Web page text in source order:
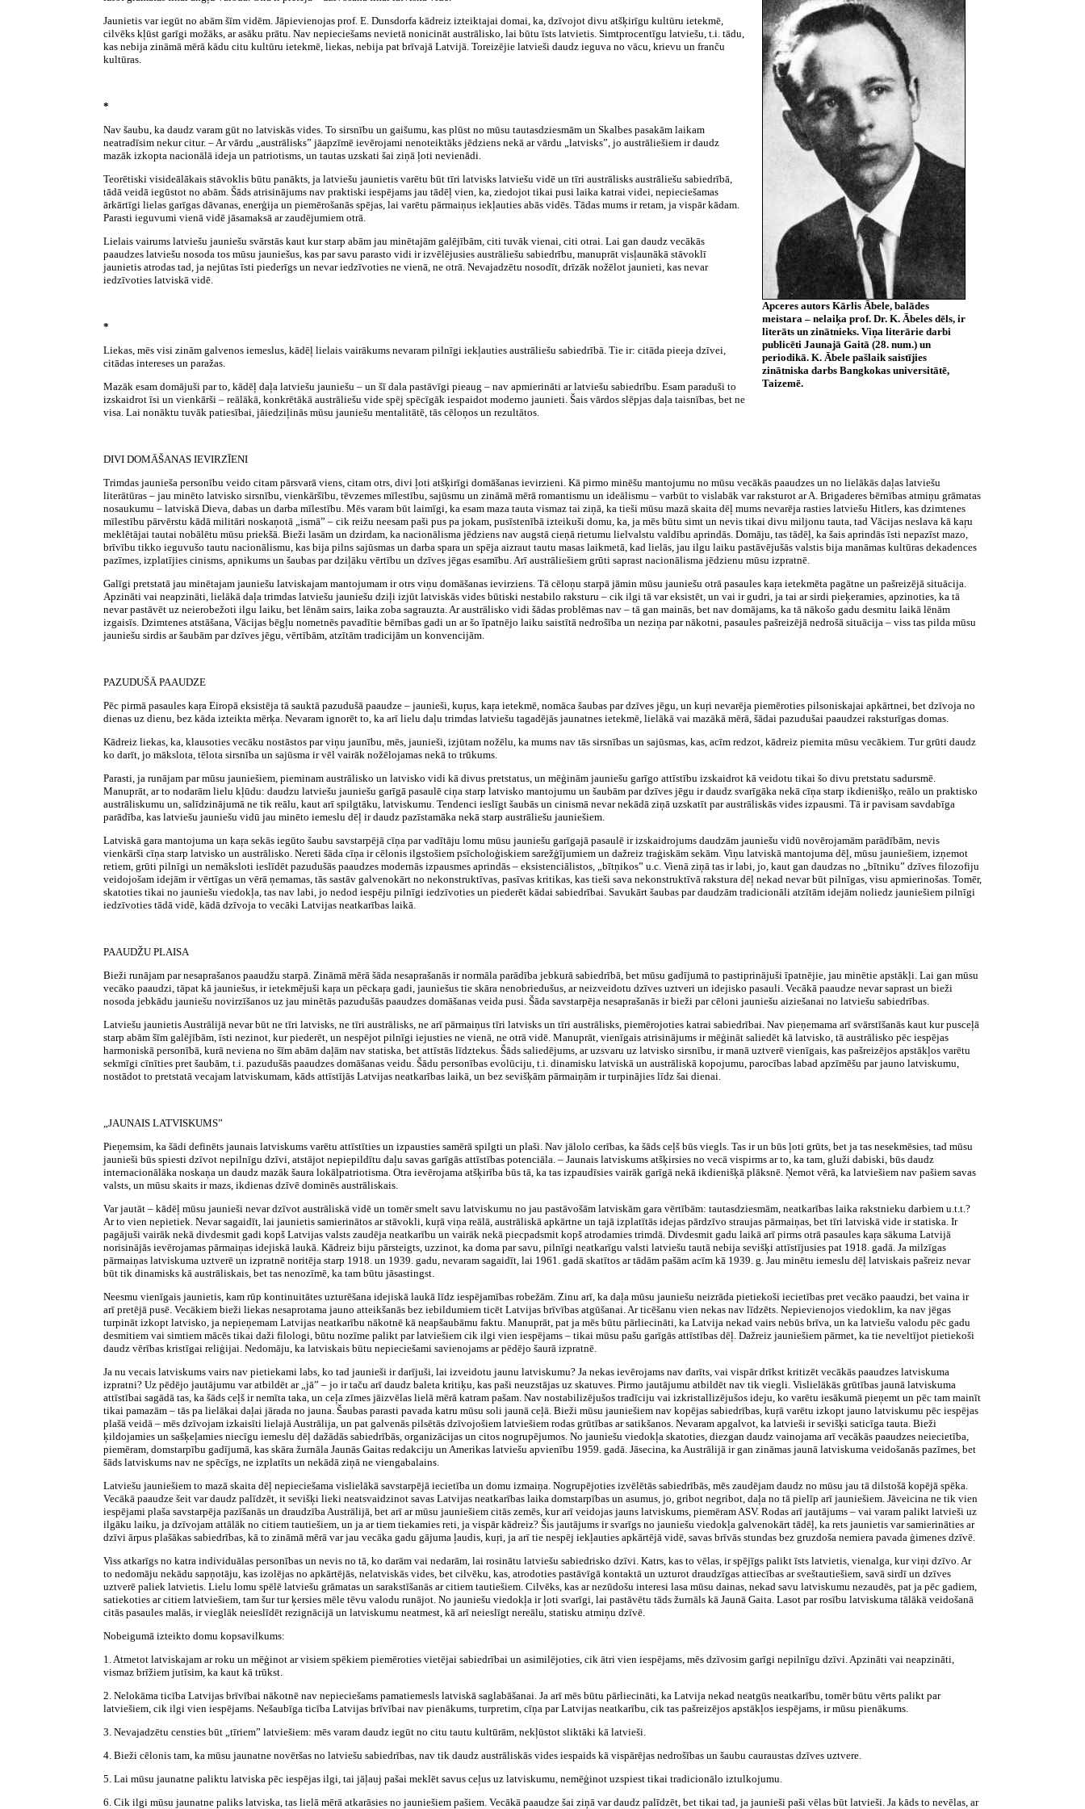
Apceres autors Kārlis Ābele, balādes
meistara – nelaiķa prof. Dr. K. Ābeles dēls, ir
literāts un zinātnieks. Viņa literārie darbi
publicēti Jaunajā Gaitā (28. num.) un
periodikā. K. Ābele pašlaik saistījies
zinātniska darbs Bangkokas universitātē,
Taizemē.
Jaunietis var iegūt no abām šīm vidēm. Jāpievienojas prof. E. Dunsdorfa kādreiz izteiktajai domai, ka, dzīvojot divu atšķirīgu kultūru ietekmē,
cilvēks kļūst garīgi možāks, ar asāku prātu. Nav nepieciešams nevietā nonicināt austrālisko, lai būtu īsts latvietis. Simtprocentīgu latviešu, t.i. tādu,
kas nebija zināmā mērā kādu citu kultūru ietekmē, liekas, nebija pat brīvajā Latvijā. Toreizējie latvieši daudz ieguva no vācu, krievu un franču
kultūras.
*
Nav šaubu, ka daudz varam gūt no latviskās vides. To sirsnību un gaišumu, kas plūst no mūsu tautasdziesmām un Skalbes pasakām laikam
neatradīsim nekur citur. – Ar vārdu „austrālisks” jāapzīmē ievērojami nenoteiktāks jēdziens nekā ar vārdu „latvisks”, jo austrāliešiem ir daudz
mazāk izkopta nacionālā ideja un patriotisms, un tautas uzskati šai ziņā ļoti nevienādi.
Teorētiski visideālākais stāvoklis būtu panākts, ja latviešu jaunietis varētu būt tīri latvisks latviešu vidē un tīri austrālisks austrāliešu sabiedrībā,
tādā veidā iegūstot no abām. Šāds atrisinājums nav praktiski iespējams jau tādēļ vien, ka, ziedojot tikai pusi laika katrai videi, nepieciešamas
ārkārtīgi lielas garīgas dāvanas, enerģija un piemērošanās spējas, lai varētu pārmaiņus iekļauties abās vidēs. Tādas mums ir retam, ja vispār kādam.
Parasti ieguvumi vienā vidē jāsamaksā ar zaudējumiem otrā.
Lielais vairums latviešu jauniešu svārstās kaut kur starp abām jau minētajām galējībām, citi tuvāk vienai, citi otrai. Lai gan daudz vecākās
paaudzes latviešu nosoda tos mūsu jauniešus, kas par savu parasto vidi ir izvēlējusies austrāliešu sabiedrību, manuprāt visļaunākā stāvoklī
jaunietis atrodas tad, ja nejūtas īsti piederīgs un nevar iedzīvoties ne vienā, ne otrā. Nevajadzētu nosodīt, drīzāk nožēlot jaunieti, kas nevar
iedzīvoties latviskā vidē.
*
Liekas, mēs visi zinām galvenos iemeslus, kādēļ lielais vairākums nevaram pilnīgi iekļauties austrāliešu sabiedrībā. Tie ir: citāda pieeja dzīvei,
citādas intereses un paražas.
Mazāk esam domājuši par to, kādēļ daļa latviešu jauniešu – un šī dala pastāvīgi pieaug – nav apmierināti ar latviešu sabiedrību. Esam paraduši to
izskaidrot īsi un vienkārši – reālākā, konkrētākā austrāliešu vide spēj spēcīgāk iespaidot moderno jaunieti. Šais vārdos slēpjas daļa taisnības, bet ne
visa. Lai nonāktu tuvāk patiesībai, jāiedziļinās mūsu jauniešu mentalitātē, tās cēloņos un rezultātos.
DIVI DOMĀŠANAS IEVIRZĪENI
Trimdas jaunieša personību veido citam pārsvarā viens, citam otrs, divi ļoti atšķirīgi domāšanas ievirzieni. Kā pirmo minēšu mantojumu no mūsu vecākās paaudzes un no lielākās daļas latviešu
literātūras – jau minēto latvisko sirsnību, vienkāršību, tēvzemes mīlestību, sajūsmu un zināmā mērā romantismu un ideālismu – varbūt to vislabāk var raksturot ar A. Brigaderes bērnības atmiņu grāmatas
nosaukumu – latviskā Dieva, dabas un darba mīlestību. Mēs varam būt laimīgi, ka esam maza tauta vismaz tai ziņā, ka tieši mūsu mazā skaita dēļ mums nevarēja rasties latviešu Hitlers, kas dzimtenes
mīlestību pārvērstu kādā militāri noskaņotā „ismā” – cik reižu neesam paši pus pa jokam, pusīstenībā izteikuši domu, ka, ja mēs būtu simt un nevis tikai divu miljonu tauta, tad Vācijas neslava kā kaŗu
meklētājai tautai nobālētu mūsu priekšā. Bieži lasām un dzirdam, ka nacionālisma jēdziens nav augstā cieņā rietumu lielvalstu valdību aprindās. Domāju, tas tādēļ, ka šais aprindās īsti nepazīst mazo,
brīvību tikko ieguvušo tautu nacionālismu, kas bija pilns sajūsmas un darba spara un spēja aizraut tautu masas laikmetā, kad lielās, jau ilgu laiku pastāvējušās valstis bija manāmas kultūras dekadences
pazīmes, izplatījies cinisms, apnikums un šaubas par dziļāku vērtību un dzīves jēgas esamību. Arī austrāliešiem grūti saprast nacionālisma jēdzienu mūsu izpratnē.
Galīgi pretstatā jau minētajam jauniešu latviskajam mantojumam ir otrs viņu domāšanas ievirziens. Tā cēloņu starpā jāmin mūsu jauniešu otrā pasaules kaŗa ietekmēta pagātne un pašreizējā situācija.
Apzināti vai neapzināti, lielākā daļa trimdas latviešu jauniešu dziļi izjūt latviskās vides būtiski nestabilo raksturu – cik ilgi tā var eksistēt, un vai ir gudri, ja tai ar sirdi pieķeramies, apzinoties, ka tā
nevar pastāvēt uz neierobežoti ilgu laiku, bet lēnām sairs, laika zoba sagrauzta. Ar austrālisko vidi šādas problēmas nav – tā gan mainās, bet nav domājams, ka tā nākošo gadu desmitu laikā lēnām
izgaisīs. Dzimtenes atstāšana, Vācijas bēgļu nometnēs pavadītie bērnības gadi un ar šo īpatnējo laiku saistītā nedrošība un neziņa par nākotni, pasaules pašreizējā nedrošā situācija – viss tas pilda mūsu
jauniešu sirdis ar šaubām par dzīves jēgu, vērtībām, atzītām tradicijām un konvencijām.
PAZUDUŠĀ PAAUDZE
Pēc pirmā pasaules kaŗa Eiropā eksistēja tā sauktā pazudušā paaudze – jaunieši, kuŗus, kaŗa ietekmē, nomāca šaubas par dzīves jēgu, un kuŗi nevarēja piemēroties pilsoniskajai apkārtnei, bet dzīvoja no
dienas uz dienu, bez kāda izteikta mērķa. Nevaram ignorēt to, ka arī lielu daļu trimdas latviešu tagadējās jaunatnes ietekmē, lielākā vai mazākā mērā, šādai pazudušai paaudzei raksturīgas domas.
Kādreiz liekas, ka, klausoties vecāku nostāstos par viņu jaunību, mēs, jaunieši, izjūtam nožēlu, ka mums nav tās sirsnības un sajūsmas, kas, acīm redzot, kādreiz piemita mūsu vecākiem. Tur grūti daudz
ko darīt, jo mākslota, tēlota sirsnība un sajūsma ir vēl vairāk nožēlojamas nekā to trūkums.
Parasti, ja runājam par mūsu jauniešiem, pieminam austrālisko un latvisko vidi kā divus pretstatus, un mēģinām jauniešu garīgo attīstību izskaidrot kā veidotu tikai šo divu pretstatu sadursmē.
Manuprāt, ar to nodarām lielu kļūdu: daudzu latviešu jauniešu garīgā pasaulē ciņa starp latvisko mantojumu un šaubām par dzīves jēgu ir daudz svarīgāka nekā cīņa starp ikdienišķo, reālo un praktisko
austrāliskumu un, salīdzinājumā ne tik reālu, kaut arī spilgtāku, latviskumu. Tendenci ieslīgt šaubās un cinismā nevar nekādā ziņā uzskatīt par austrāliskās vides izpausmi. Tā ir pavisam savdabīga
parādība, kas latviešu jauniešu vidū jau minēto iemeslu dēļ ir daudz pazīstamāka nekā starp austrāliešu jauniešiem.
Latviskā gara mantojuma un kaŗa sekās iegūto šaubu savstarpējā cīņa par vadītāju lomu mūsu jauniešu garīgajā pasaulē ir izskaidrojums daudzām jauniešu vidū novērojamām parādībām, nevis
vienkārši cīņa starp latvisko un austrālisko. Nereti šāda cīņa ir cēlonis ilgstošiem psīcholoģiskiem sarežģījumiem un dažreiz traģiskām sekām. Viņu latviskā mantojuma dēļ, mūsu jauniešiem, izņemot
retiem, grūti pilnīgi un nemāksloti ieslīdēt pazudušās paaudzes modernās izpausmes aprindās – eksistenciālistos, „bītņikos” u.c. Vienā ziņā tas ir labi, jo, kaut gan daudzas no „bītniku” dzīves filozofiju
veidojošam idejām ir vērtīgas un vērā ņemamas, tās sastāv galvenokārt no nekonstruktīvas, pasīvas kritikas, kas tieši sava nekonstruktīvā rakstura dēļ nekad nevar būt pilnīgas, visu apmierinošas. Tomēr,
skatoties tikai no jauniešu viedokļa, tas nav labi, jo nedod iespēju pilnīgi iedzīvoties un piederēt kādai sabiedrībai. Savukārt šaubas par daudzām tradicionāli atzītām idejām noliedz jauniešiem pilnīgi
iedzīvoties tādā vidē, kādā dzīvoja to vecāki Latvijas neatkarības laikā.
PAAUDŽU PLAISA
Bieži runājam par nesaprašanos paaudžu starpā. Zināmā mērā šāda nesaprašanās ir normāla parādība jebkurā sabiedrībā, bet mūsu gadījumā to pastiprinājuši īpatnējie, jau minētie apstākļi. Lai gan mūsu
vecāko paaudzi, tāpat kā jauniešus, ir ietekmējuši kaŗa un pēckaŗa gadi, jauniešus tie skāra nenobriedušus, ar neizveidotu dzīves uztveri un idejisko pasauli. Vecākā paaudze nevar saprast un bieži
nosoda jebkādu jauniešu novirzīšanos uz jau minētās pazudušās paaudzes domāšanas veida pusi. Šāda savstarpēja nesaprašanās ir bieži par cēloni jauniešu aiziešanai no latviešu sabiedrības.
Latviešu jaunietis Austrālijā nevar būt ne tīri latvisks, ne tīri austrālisks, ne arī pārmaiņus tīri latvisks un tīri austrālisks, piemērojoties katrai sabiedrībai. Nav pieņemama arī svārstīšanās kaut kur pusceļā
starp abām šīm galējībām, īsti nezinot, kur piederēt, un nespējot pilnīgi iejusties ne vienā, ne otrā vidē. Manuprāt, vienīgais atrisinājums ir mēģināt saliedēt kā latvisko, tā austrālisko pēc iespējas
harmoniskā personībā, kurā neviena no šīm abām daļām nav statiska, bet attīstās līdztekus. Šāds saliedējums, ar uzsvaru uz latvisko sirsnību, ir manā uztverē vienīgais, kas pašreizējos apstākļos varētu
sekmīgi cīnīties pret šaubām, t.i. pazudušās paaudzes domāšanas veidu. Šādu personības evolūciju, t.i. dinamisku latviskā un austrāliskā kopojumu, parocības labad apzīmēšu par jauno latviskumu,
nostādot to pretstatā vecajam latviskumam, kāds attīstījās Latvijas neatkarības laikā, un bez sevišķām pārmaiņām ir turpinājies līdz šai dienai.
„JAUNAIS LATVISKUMS”
Pieņemsim, ka šādi definēts jaunais latviskums varētu attīstīties un izpausties samērā spilgti un plaši. Nav jālolo cerības, ka šāds ceļš būs viegls. Tas ir un būs ļoti grūts, bet ja tas nesekmēsies, tad mūsu
jaunieši būs spiesti dzīvot nepilnīgu dzīvi, atstājot nepiepildītu daļu savas garīgās attīstības potenciāla. – Jaunais latviskums atšķirsies no vecā vispirms ar to, ka tam, gluži dabiski, būs daudz
internacionālāka noskaņa un daudz mazāk šaura lokālpatriotisma. Otra ievērojama atšķirība būs tā, ka tas izpaudīsies vairāk garīgā nekā ikdienišķā plāksnē. Ņemot vērā, ka latviešiem nav pašiem savas
valsts, un mūsu skaits ir mazs, ikdienas dzīvē dominēs austrāliskais.
Var jautāt – kādēļ mūsu jaunieši nevar dzīvot austrāliskā vidē un tomēr smelt savu latviskumu no jau pastāvošām latviskām gara vērtībām: tautasdziesmām, neatkarības laika rakstnieku darbiem u.t.t.?
Ar to vien nepietiek. Nevar sagaidīt, lai jaunietis samierinātos ar stāvokli, kuŗā viņa reālā, austrāliskā apkārtne un tajā izplatītās idejas pārdzīvo straujas pārmaiņas, bet tīri latviskā vide ir statiska. Ir
pagājuši vairāk nekā divdesmit gadi kopš Latvijas valsts zaudēja neatkarību un vairāk nekā piecpadsmit kopš atrodamies trimdā. Divdesmit gadu laikā arī pirms otrā pasaules kaŗa sākuma Latvijā
norisinājās ievērojamas pārmaiņas idejiskā laukā. Kādreiz biju pārsteigts, uzzinot, ka doma par savu, pilnīgi neatkarīgu valsti latviešu tautā nebija sevišķi attīstījusies pat 1918. gadā. Ja milzīgas
pārmaiņas latviskuma uztverē un izpratnē noritēja starp 1918. un 1939. gadu, nevaram sagaidīt, lai 1961. gadā skatītos ar tādām pašām acīm kā 1939. g. Jau minētu iemeslu dēļ latviskais pašreiz nevar
būt tik dinamisks kā austrāliskais, bet tas nenozīmē, ka tam būtu jāsastingst.
Neesmu vienīgais jaunietis, kam rūp kontinuitātes uzturēšana idejiskā laukā līdz iespējamības robežām. Zinu arī, ka daļa mūsu jauniešu neizrāda pietiekoši iecietības pret vecāko paaudzi, bet vaina ir
arī pretējā pusē. Vecākiem bieži liekas nesaprotama jauno atteikšanās bez iebildumiem ticēt Latvijas brīvības atgūšanai. Ar ticēšanu vien nekas nav līdzēts. Nepievienojos viedoklim, ka nav jēgas
turpināt izkopt latvisko, ja nepieņemam Latvijas neatkarību nākotnē kā neapšaubāmu faktu. Manuprāt, pat ja mēs būtu pārliecināti, ka Latvija nekad vairs nebūs brīva, un ka latviešu valodu pēc gadu
desmitiem vai simtiem mācēs tikai daži filologi, būtu nozīme palikt par latviešiem cik ilgi vien iespējams – tikai mūsu pašu garīgās attīstības dēļ. Dažreiz jauniešiem pārmet, ka tie neveltījot pietiekoši
daudz vērības kristīgai reliģijai. Nedomāju, ka latviskais būtu nepieciešami savienojams ar pēdējo šaurā izpratnē.
Ja nu vecais latviskums vairs nav pietiekami labs, ko tad jaunieši ir darījuši, lai izveidotu jaunu latviskumu? Ja nekas ievērojams nav darīts, vai vispār drīkst kritizēt vecākās paaudzes latviskuma
izpratni? Uz pēdējo jautājumu var atbildēt ar „jā” – jo ir taču arī daudz baleta kritiķu, kas paši neuzstājas uz skatuves. Pirmo jautājumu atbildēt nav tik viegli. Vislielākās grūtības jaunā latviskuma
attīstībai sagādā tas, ka šāds ceļš ir nemīta taka, un ceļa zīmes jāizvēlas lielā mērā katram pašam. Nav nostabilizējušos tradīciju vai izkristallizējušos ideju, ko varētu iesākumā pieņemt un pēc tam mainīt
tikai pamazām – tās pa lielākai daļai jārada no jauna. Šaubas parasti pavada katru mūsu soli jaunā ceļā. Bieži mūsu jauniešiem nav kopējas sabiedrības, kuŗā varētu izkopt jauno latviskumu pēc iespējas
plašā veidā – mēs dzīvojam izkaisīti lielajā Austrālija, un pat galvenās pilsētās dzīvojošiem latviešiem rodas grūtības ar satikšanos. Nevaram apgalvot, ka latvieši ir sevišķi saticīga tauta. Bieži
ķildojamies un sašķeļamies niecīgu iemeslu dēļ dažādās sabiedrībās, organizācijas un citos nogrupējumos. No jauniešu viedokļa skatoties, diezgan daudz vainojama arī vecākās paaudzes neiecietība,
piemēram, domstarpību gadījumā, kas skāra žurnāla Jaunās Gaitas redakciju un Amerikas latviešu apvienību 1959. gadā. Jāsecina, ka Austrālijā ir gan zināmas jaunā latviskuma veidošanās pazīmes, bet
šāds latviskums nav ne spēcīgs, ne izplatīts un nekādā ziņā ne viengabalains.
Latviešu jauniešiem to mazā skaita dēļ nepieciešama vislielākā savstarpējā iecietība un domu izmaiņa. Nogrupējoties izvēlētās sabiedrībās, mēs zaudējam daudz no mūsu jau tā dilstošā kopējā spēka.
Vecākā paaudze šeit var daudz palīdzēt, it sevišķi lieki neatsvaidzinot savas Latvijas neatkarības laika domstarpības un asumus, jo, gribot negribot, daļa no tā pielīp arī jauniešiem. Jāveicina ne tik vien
iespējami plaša savstarpēja pazīšanās un draudzība Austrālijā, bet arī ar mūsu jauniešiem citās zemēs, kur arī veidojas jauns latviskums, piemēram ASV. Rodas arī jautājums – vai varam palikt latvieši uz
ilgāku laiku, ja dzīvojam attālāk no citiem tautiešiem, un ja ar tiem tiekamies reti, ja vispār kādreiz? Šis jautājums ir svarīgs no jauniešu viedokļa galvenokārt tādēļ, ka rets jaunietis var samierināties ar
dzīvi ārpus plašākas sabiedrības, kā to zināmā mērā var jau vecāka gadu gājuma ļaudis, kuŗi, ja arī tie nespēj iekļauties apkārtējā vidē, savas brīvās stundas bez gruzdoša nemiera pavada ģimenes dzīvē.
Viss atkarīgs no katra individuālas personības un nevis no tā, ko darām vai nedarām, lai rosinātu latviešu sabiedrisko dzīvi. Katrs, kas to vēlas, ir spējīgs palikt īsts latvietis, vienalga, kur viņi dzīvo. Ar
to nedomāju nekādu sapņotāju, kas izolējas no apkārtējās, nelatviskās vides, bet cilvēku, kas, atrodoties pastāvīgā kontaktā un uzturot draudzīgas attiecības ar sveštautiešiem, savā sirdī un dzīves
uztverē paliek latvietis. Lielu lomu spēlē latviešu grāmatas un sarakstīšanās ar citiem tautiešiem. Cilvēks, kas ar nezūdošu interesi lasa mūsu dainas, nekad savu latviskumu nezaudēs, pat ja pēc gadiem,
satiekoties ar citiem latviešiem, tam šur tur ķersies mēle tēvu valodu runājot. No jauniešu viedokļa ir ļoti svarīgi, lai pastāvētu tāds žurnāls kā Jaunā Gaita. Lasot par rosību latviskuma tālākā veidošanā
citās pasaules malās, ir vieglāk neieslīdēt rezignācijā un latviskumu neatmest, kā arī neieslīgt nereālu, statisku atmiņu dzīvē.
Nobeigumā izteikto domu kopsavilkums:
1. Atmetot latviskajam ar roku un mēģinot ar visiem spēkiem piemēroties vietējai sabiedrībai un asimilējoties, cik ātri vien iespējams, mēs dzīvosim garīgi nepilnīgu dzīvi. Apzināti vai neapzināti,
vismaz brīžiem jutīsim, ka kaut kā trūkst.
2. Nelokāma ticība Latvijas brīvībai nākotnē nav nepieciešams pamatiemesls latviskā saglabāšanai. Ja arī mēs būtu pārliecināti, ka Latvija nekad neatgūs neatkarību, tomēr būtu vērts palikt par
latviešiem, cik ilgi vien iespējams. Nešaubīga ticība Latvijas brīvībai nav pienākums, turpretim, cīņa par Latvijas neatkarību, cik tas pašreizējos apstākļos iespējams, ir mūsu pienākums.
3. Nevajadzētu censties būt „tīriem” latviešiem: mēs varam daudz iegūt no citu tautu kultūrām, nekļūstot sliktāki kā latvieši.
4. Bieži cēlonis tam, ka mūsu jaunatne novēršas no latviešu sabiedrības, nav tik daudz austrāliskās vides iespaids kā vispārējas nedrošības un šaubu cauraustas dzīves uztvere.
5. Lai mūsu jaunatne paliktu latviska pēc iespējas ilgi, tai jāļauj pašai meklēt savus ceļus uz latviskumu, nemēģinot uzspiest tikai tradicionālo iztulkojumu.
6. Cik ilgi mūsu jaunatne paliks latviska, tas lielā mērā atkarāsies no jauniešiem pašiem. Vecākā paaudze šai ziņā var daudz palīdzēt, bet tikai tad, ja jaunieši paši vēlas būt latvieši. Ja kāds to nevēlas, ar